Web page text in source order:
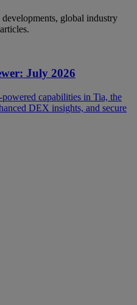
global industry
July 2026
capabilities in Tia, the
DEX insights, and secure